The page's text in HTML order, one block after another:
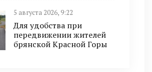
5 августа 2026, 9:22
Для удобства при
передвижении жителей
брянской Красной Горы